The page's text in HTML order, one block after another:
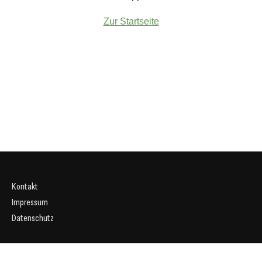
Zur Startseite
Kontakt
Impressum
Datenschutz